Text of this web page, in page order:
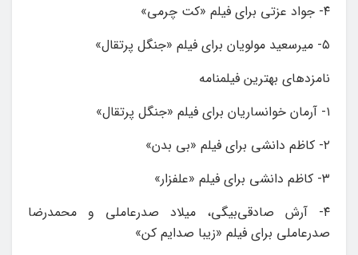
۴- جواد عزتی برای فیلم‌ «کت چرمی»
۵- میرسعید مولویان برای فیلم «جنگل پرتقال»
نامزدهای بهترین فیلمنامه
۱- آرمان خوانساریان برای فیلم «جنگل پرتقال»
۲- کاظم دانشی برای فیلم‌ «بی بدن»
۳- کاظم دانشی برای فیلم «علفزار»
۴- آرش صادقی‌بیگی، میلاد صدرعاملی و محمدرضا
صدرعاملی برای فیلم «زیبا صدایم کن»